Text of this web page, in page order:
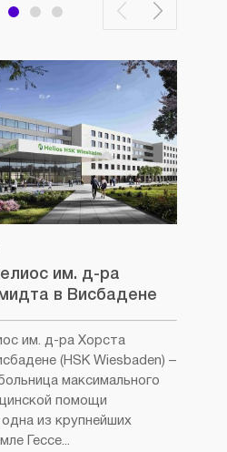
им. д-ра
в Висбадене
им. д-ра Хорста
(HSK Wiesbaden) –
максимального
помощи
из крупнейших
Гессе...